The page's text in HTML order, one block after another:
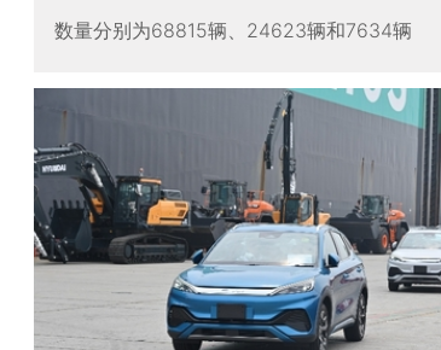
数量分别为68815辆、24623辆和7634辆